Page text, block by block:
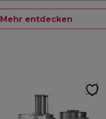
Mehr entdecken